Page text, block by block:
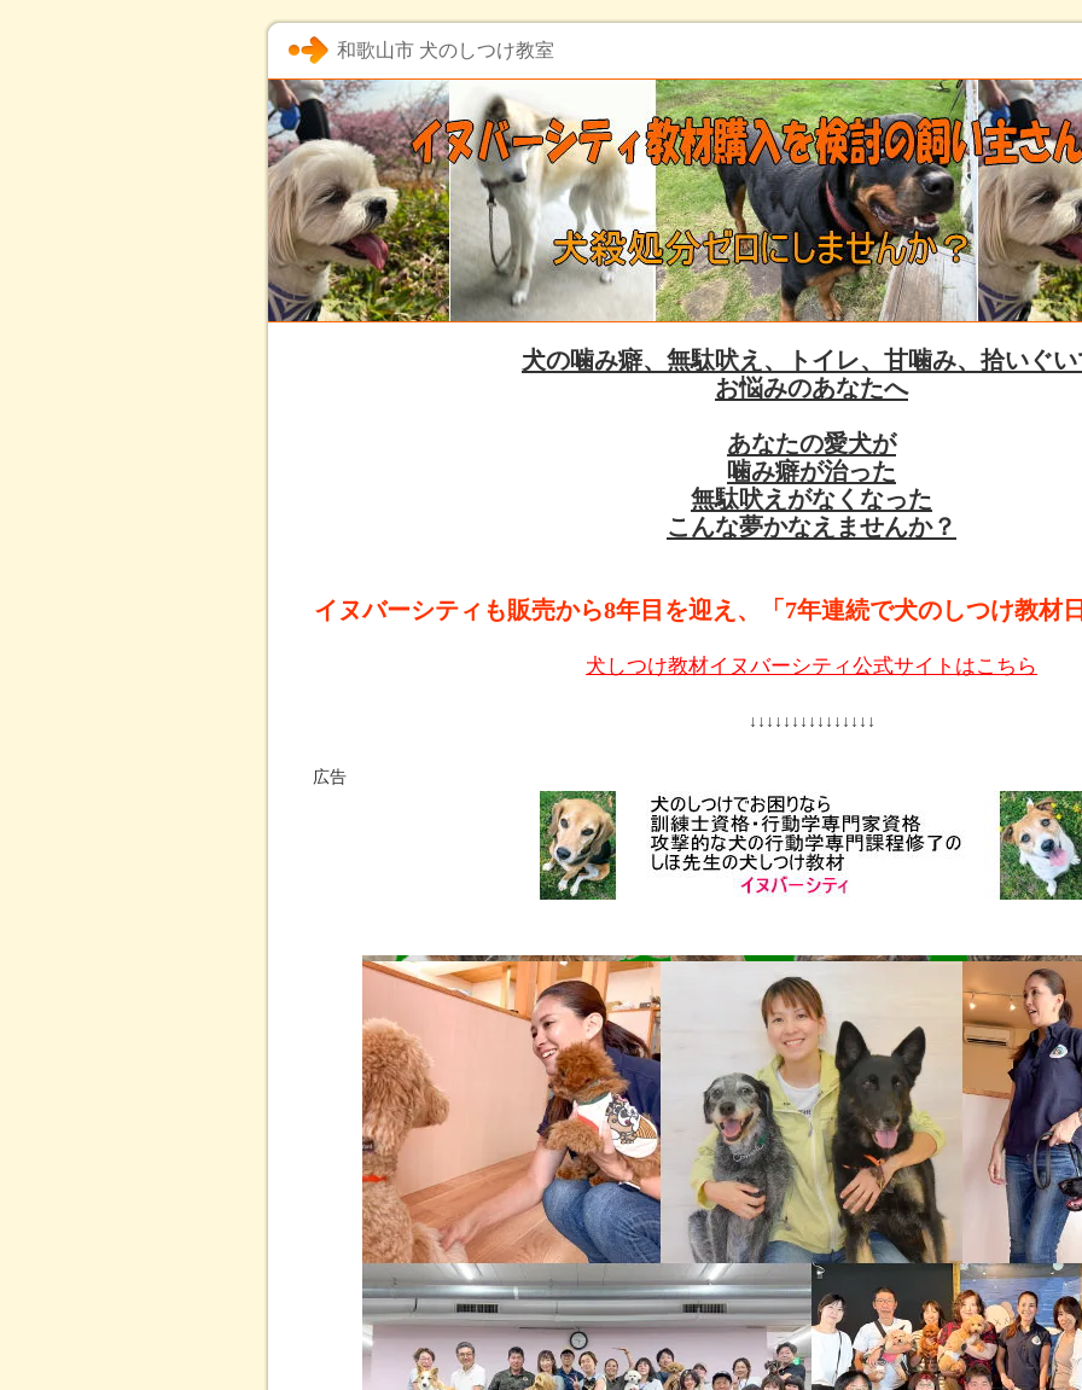
和歌山市 犬のしつけ教室
犬の噛み癖、無駄吠え、トイレ、甘噛み、拾いぐい
お悩みのあなたへ
あなたの愛犬が
噛み癖が治った
無駄吠えがなくなった
こんな夢かなえませんか？
イヌバーシティも販売から8年目を迎え、「7年連続で犬のしつけ教材
犬しつけ教材イヌバーシティ公式サイトはこちら
↓↓↓↓↓↓↓↓↓↓↓↓↓↓↓
広告